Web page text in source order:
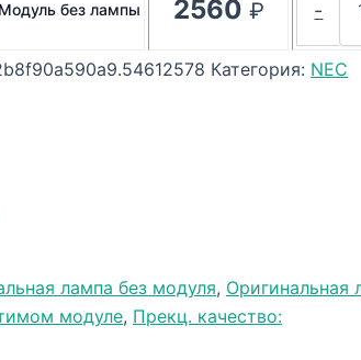
Модуль без лампы 2560 ₽ -
Категория: NEC
лампа без модуля, Оригинальная
модуле, Прекц. качество: